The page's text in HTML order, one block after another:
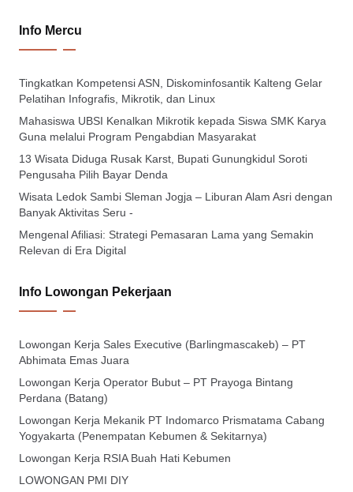
Info Mercu
Tingkatkan Kompetensi ASN, Diskominfosantik Kalteng Gelar
Pelatihan Infografis, Mikrotik, dan Linux
Mahasiswa UBSI Kenalkan Mikrotik kepada Siswa SMK Karya
Guna melalui Program Pengabdian Masyarakat
13 Wisata Diduga Rusak Karst, Bupati Gunungkidul Soroti
Pengusaha Pilih Bayar Denda
Wisata Ledok Sambi Sleman Jogja – Liburan Alam Asri dengan
Banyak Aktivitas Seru -
Mengenal Afiliasi: Strategi Pemasaran Lama yang Semakin
Relevan di Era Digital
Info Lowongan Pekerjaan
Lowongan Kerja Sales Executive (Barlingmascakeb) – PT
Abhimata Emas Juara
Lowongan Kerja Operator Bubut – PT Prayoga Bintang
Perdana (Batang)
Lowongan Kerja Mekanik PT Indomarco Prismatama Cabang
Yogyakarta (Penempatan Kebumen & Sekitarnya)
Lowongan Kerja RSIA Buah Hati Kebumen
LOWONGAN PMI DIY